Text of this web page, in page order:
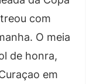
com
O meia
de honra,
em